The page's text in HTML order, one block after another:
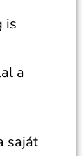
is
a
saját